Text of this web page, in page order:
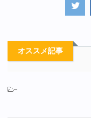
オススメ記事
-